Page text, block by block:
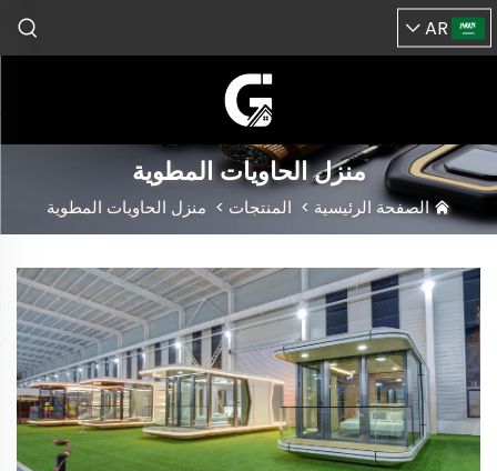
AR
منزل الحاويات المطوية
الصفحة الرئيسية > المنتجات > منزل الحاويات المطوية